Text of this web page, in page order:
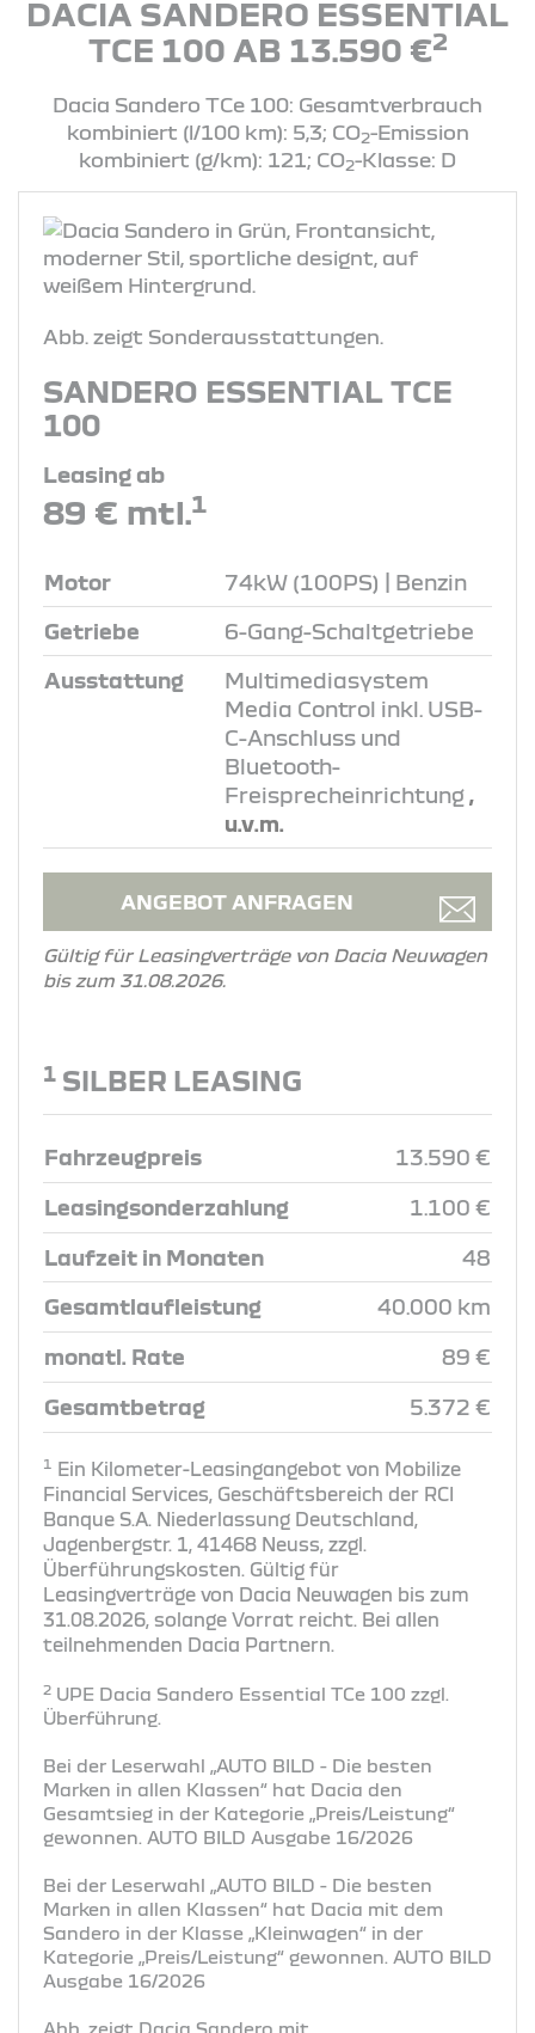
DACIA SANDERO ESSENTIAL
TCE 100 AB 13.590 €2
Dacia Sandero TCe 100: Gesamtverbrauch
kombiniert (l/100 km): 5,3; CO2-Emission
kombiniert (g/km): 121; CO2-Klasse: D
Abb. zeigt Sonderausstattungen.
SANDERO ESSENTIAL TCE
100
Leasing ab
89 € mtl.1
Motor 74kW (100PS) | Benzin
Getriebe 6-Gang-Schaltgetriebe
Ausstattung
Multimediasystem
Media Control inkl. USB-
C-Anschluss und
Bluetooth-
Freisprecheinrichtung ,
u.v.m.
ANGEBOT ANFRAGEN
Gültig für Leasingverträge von Dacia Neuwagen
bis zum 31.08.2026.
1 SILBER LEASING
Fahrzeugpreis 13.590 €
Leasingsonderzahlung 1.100 €
Laufzeit in Monaten 48
Gesamtlaufleistung 40.000 km
monatl. Rate 89 €
Gesamtbetrag 5.372 €
1
Ein Kilometer-Leasingangebot von Mobilize
Financial Services, Geschäftsbereich der RCI
Banque S.A. Niederlassung Deutschland,
Jagenbergstr. 1, 41468 Neuss, zzgl.
Überführungskosten. Gültig für
Leasingverträge von Dacia Neuwagen bis zum
31.08.2026, solange Vorrat reicht. Bei allen
teilnehmenden Dacia Partnern.
2 UPE Dacia Sandero Essential TCe 100 zzgl.
Überführung.
Bei der Leserwahl „AUTO BILD - Die besten
Marken in allen Klassen“ hat Dacia den
Gesamtsieg in der Kategorie „Preis/Leistung“
gewonnen. AUTO BILD Ausgabe 16/2026
Bei der Leserwahl „AUTO BILD - Die besten
Marken in allen Klassen“ hat Dacia mit dem
Sandero in der Klasse „Kleinwagen“ in der
Kategorie „Preis/Leistung“ gewonnen. AUTO BILD
Ausgabe 16/2026
Abb. zeigt Dacia Sandero mit